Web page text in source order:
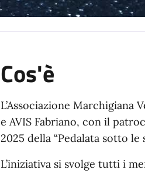
Cos'è
L’Associazione Marchigiana
e AVIS Fabriano, con il
2025 della “Pedalata sotto le
L’iniziativa si svolge tutti i